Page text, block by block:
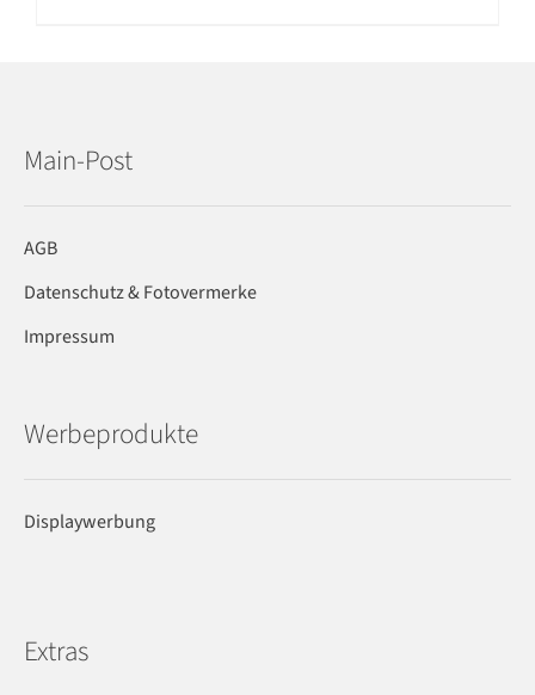
Main-Post
AGB
Datenschutz & Fotovermerke
Impressum
Werbeprodukte
Displaywerbung
Extras